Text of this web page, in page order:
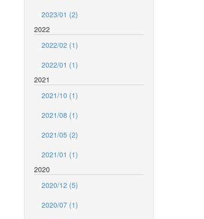
2023/01 (2)
2022
2022/02 (1)
2022/01 (1)
2021
2021/10 (1)
2021/08 (1)
2021/05 (2)
2021/01 (1)
2020
2020/12 (5)
2020/07 (1)